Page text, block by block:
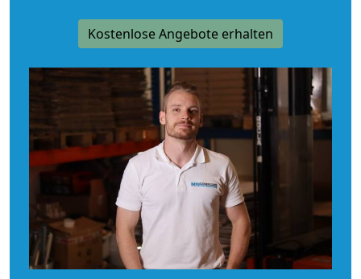
Kostenlose Angebote erhalten